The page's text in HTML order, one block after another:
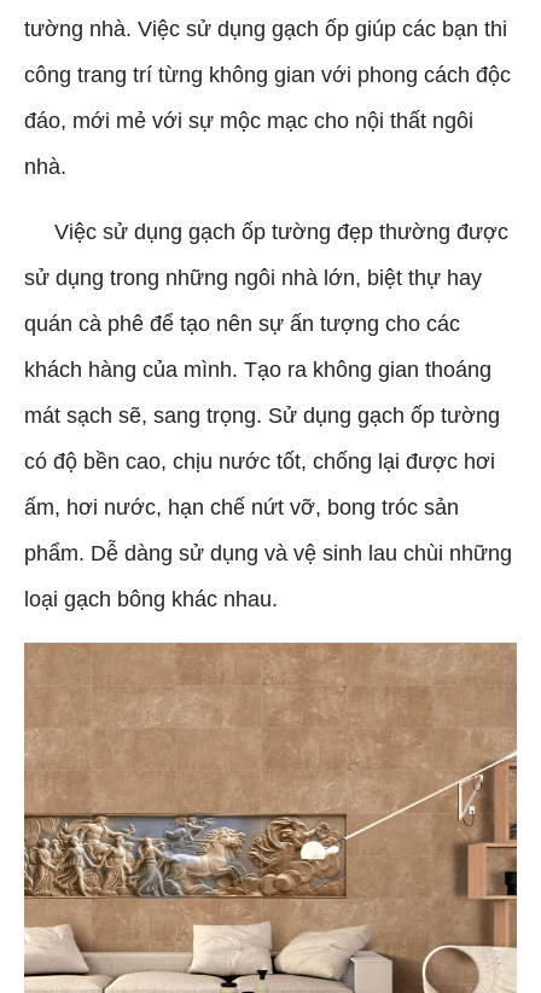
tường nhà. Việc sử dụng gạch ốp giúp các bạn thi
công trang trí từng không gian với phong cách độc
đáo, mới mẻ với sự mộc mạc cho nội thất ngôi
nhà.
Việc sử dụng gạch ốp tường đẹp thường được
sử dụng trong những ngôi nhà lớn, biệt thự hay
quán cà phê để tạo nên sự ấn tượng cho các
khách hàng của mình. Tạo ra không gian thoáng
mát sạch sẽ, sang trọng. Sử dụng gạch ốp tường
có độ bền cao, chịu nước tốt, chống lại được hơi
ấm, hơi nước, hạn chế nứt vỡ, bong tróc sản
phẩm. Dễ dàng sử dụng và vệ sinh lau chùi những
loại gạch bông khác nhau.